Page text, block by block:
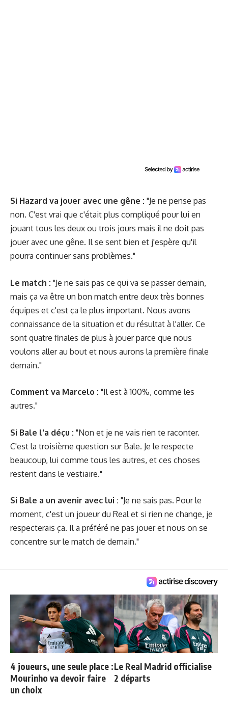
Si Hazard va jouer avec une gêne : "Je ne pense pas
non. C'est vrai que c'était plus compliqué pour lui en
jouant tous les deux ou trois jours mais il ne doit pas
jouer avec une gêne. Il se sent bien et j'espère qu'il
pourra continuer sans problèmes."
Le match : "Je ne sais pas ce qui va se passer demain,
mais ça va être un bon match entre deux très bonnes
équipes et c'est ça le plus important. Nous avons
connaissance de la situation et du résultat à l'aller. Ce
sont quatre finales de plus à jouer parce que nous
voulons aller au bout et nous aurons la première finale
demain."
Comment va Marcelo : "Il est à 100%, comme les
autres."
Si Bale l'a déçu : "Non et je ne vais rien te raconter.
C'est la troisième question sur Bale. Je le respecte
beaucoup, lui comme tous les autres, et ces choses
restent dans le vestiaire."
Si Bale a un avenir avec lui : "Je ne sais pas. Pour le
moment, c'est un joueur du Real et si rien ne change, je
respecterais ça. Il a préféré ne pas jouer et nous on se
concentre sur le match de demain."
4 joueurs, une seule place :
Mourinho va devoir faire
un choix
Le Real Madrid officialise
2 départs